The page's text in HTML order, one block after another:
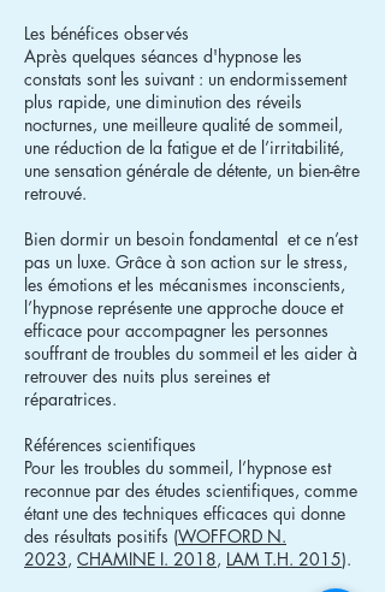
Les bénéfices observés
Après quelques séances d'hypnose les
constats sont les suivant : un endormissement
plus rapide, une diminution des réveils
nocturnes, une meilleure qualité de sommeil,
une réduction de la fatigue et de l’irritabilité,
une sensation générale de détente, un bien-être
retrouvé.
Bien dormir un besoin fondamental et ce n’est
pas un luxe. Grâce à son action sur le stress,
les émotions et les mécanismes inconscients,
l’hypnose représente une approche douce et
efficace pour accompagner les personnes
souffrant de troubles du sommeil et les aider à
retrouver des nuits plus sereines et
réparatrices.
Références scientifiques
Pour les troubles du sommeil, l’hypnose est
reconnue par des études scientifiques, comme
étant une des techniques efficaces qui donne
des résultats positifs (WOFFORD N.
2023, CHAMINE I. 2018, LAM T.H. 2015).